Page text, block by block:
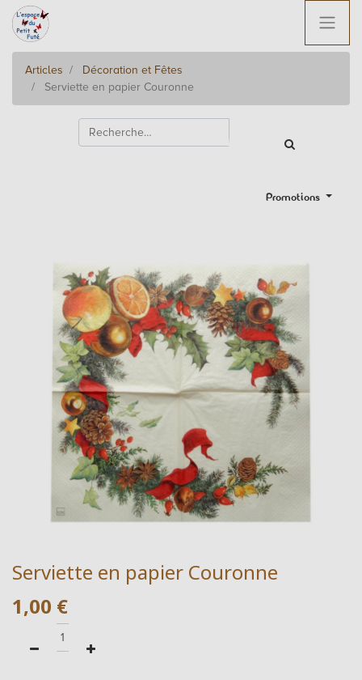
Articles
Décoration et Fêtes
Serviette en papier Couronne
Promotions
Serviette en papier Couronne
1,00 €